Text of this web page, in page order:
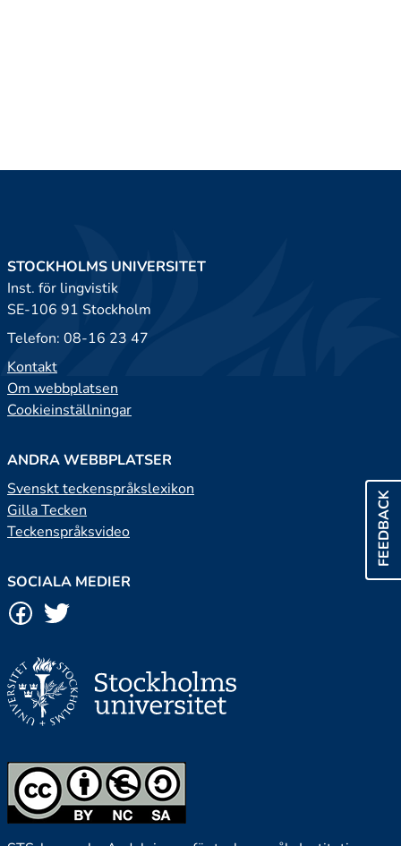
FEEDBACK
STOCKHOLMS UNIVERSITET
Inst. för lingvistik
SE-106 91 Stockholm
Telefon: 08-16 23 47
Kontakt
Om webbplatsen
Cookieinställningar
ANDRA WEBBPLATSER
Svenskt teckenspråkslexikon
Gilla Tecken
Teckenspråksvideo
SOCIALA MEDIER